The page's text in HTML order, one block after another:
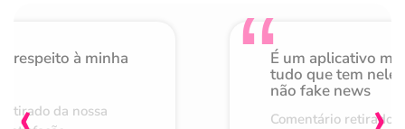
respeito à minha
da nossa
É um aplicativo
tudo que tem nele
não fake news
Comentário retirado